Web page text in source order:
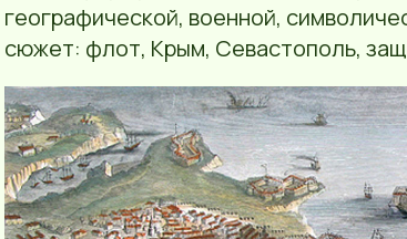
географической, военной,
сюжет: флот, Крым, Севастополь,